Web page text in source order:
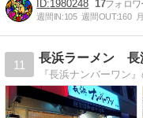
1980248 17
週間IN:105 週間OUT:160
11
長浜ラーメン 長